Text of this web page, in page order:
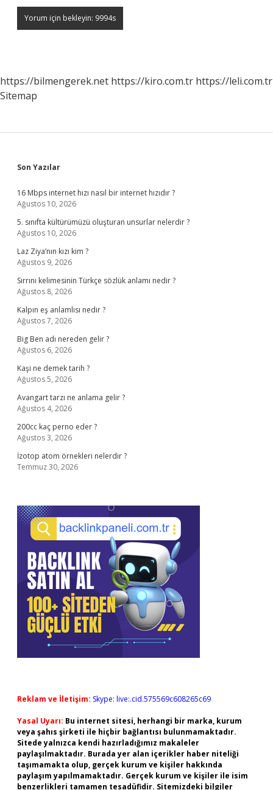
https://bilmengerek.net https://kiro.com.tr https://leli.com.tr
Sitemap
Sidebar
Son Yazılar
16 Mbps internet hızı nasıl bir internet hızıdır ?
Ağustos 10, 2026
5. sınıfta kültürümüzü oluşturan unsurlar nelerdir ?
Ağustos 10, 2026
Laz Ziya’nın kızı kim ?
Ağustos 9, 2026
Sırrını kelimesinin Türkçe sözlük anlamı nedir ?
Ağustos 8, 2026
Kalpın eş anlamlısı nedir ?
Ağustos 7, 2026
Big Ben adı nereden gelir ?
Ağustos 6, 2026
Kaşi ne demek tarih ?
Ağustos 5, 2026
Avangart tarzı ne anlama gelir ?
Ağustos 4, 2026
200cc kaç perno eder ?
Ağustos 3, 2026
İzotop atom örnekleri nelerdir ?
Temmuz 30, 2026
Reklam ve İletişim: Skype: live:.cid.575569c608265c69
Yasal Uyarı: Bu internet sitesi, herhangi bir marka, kurum
veya şahıs şirketi ile hiçbir bağlantısı bulunmamaktadır.
Sitede yalnızca kendi hazırladığımız makaleler
paylaşılmaktadır. Burada yer alan içerikler haber niteliği
taşımamakta olup, gerçek kurum ve kişiler hakkında
paylaşım yapılmamaktadır. Gerçek kurum ve kişiler ile isim
benzerlikleri tamamen tesadüfidir. Sitemizdeki bilgiler